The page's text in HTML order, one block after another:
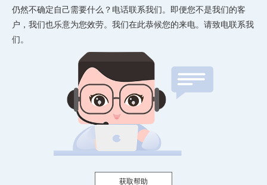
仍然不确定自己需要什么？电话联系我们。即便您不是我们的客
户，我们也乐意为您效劳。我们在此恭候您的来电。请致电联系我
们。
获取帮助